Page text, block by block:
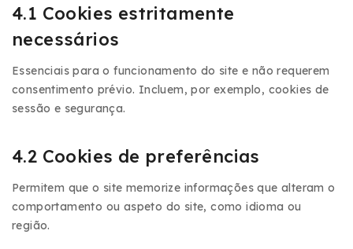
4.1 Cookies estritamente
necessários
Essenciais para o funcionamento do site e não requerem
consentimento prévio. Incluem, por exemplo, cookies de
sessão e segurança.
4.2 Cookies de preferências
Permitem que o site memorize informações que alteram o
comportamento ou aspeto do site, como idioma ou
região.